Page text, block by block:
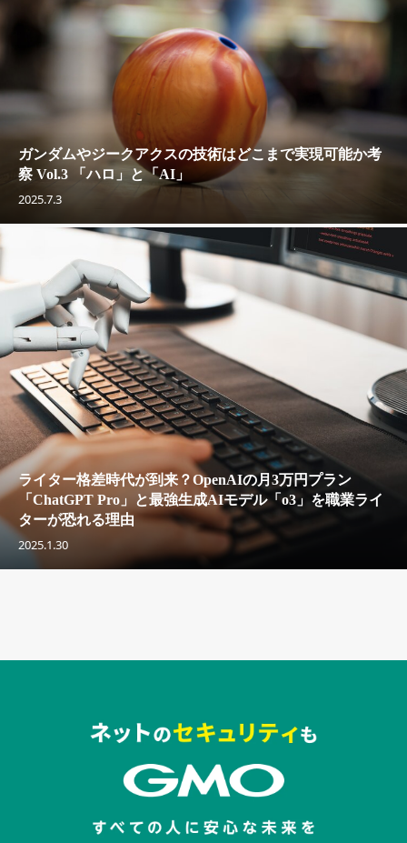
ガンダムやジークアクスの技術はどこまで実現可能か考
察 Vol.3 「ハロ」と「AI」
2025.7.3
ライター格差時代が到来？OpenAIの月3万円プラン
「ChatGPT Pro」と最強生成AIモデル「o3」を職業ライ
ターが恐れる理由
2025.1.30
セキュリティキャンペーンでのバナー